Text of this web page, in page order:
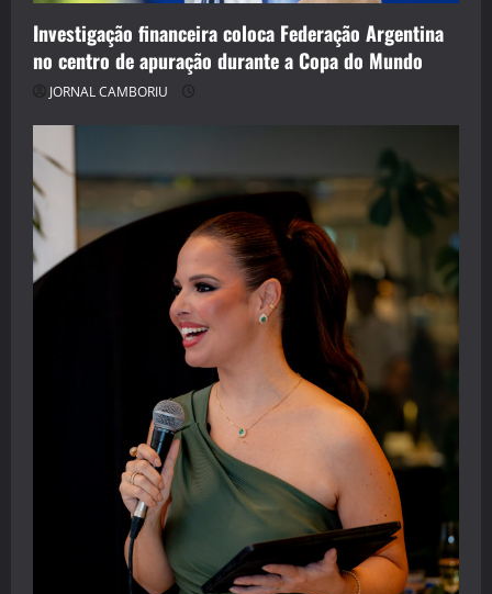
Investigação financeira coloca Federação Argentina
no centro de apuração durante a Copa do Mundo
JORNAL CAMBORIU